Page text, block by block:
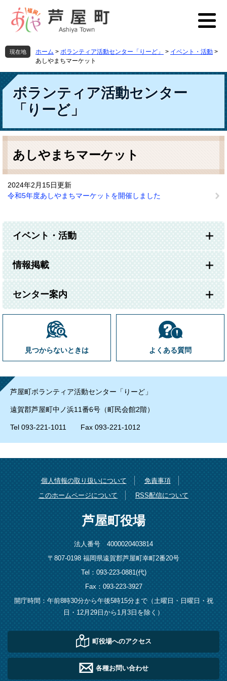
先
頭
。
を
飛
て
現在地 ホーム > ボランティア活動センター「りーど」 > イベント・活動 >
あしやまちマーケット
ボランティア活動センター
「りーど」
本
あしやまちマーケット
2024年2月15日更新
令和5年度あしやまちマーケットを開催しました
イベント・活動
情報掲載
センター案内
見つからないときは よくある質問
芦屋町ボランティア活動センター「りーど」
遠賀郡芦屋町中ノ浜11番6号（町民会館2階）
Tel 093-221-1011 Fax 093-221-1012
個人情報の取り扱いについて
免責事項
このホームページについて
RSS配信について
芦屋町役場
法人番号 4000020403814
〒807-0198 福岡県遠賀郡芦屋町幸町2番20号
Tel：093-223-0881(代)
Fax：093-223-3927
開庁時間：午前8時30分から午後5時15分まで（土曜日・日曜日・祝
日・12月29日から1月3日を除く）
町役場へのアクセス
各種お問い合わせ